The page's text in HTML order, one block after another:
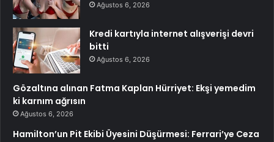
Ağustos 6, 2026
Kredi kartıyla internet alışverişi devri
bitti
Ağustos 6, 2026
Gözaltına alınan Fatma Kaplan Hürriyet: Ekşi yemedim
ki karnım ağrısın
Ağustos 6, 2026
Hamilton’un Pit Ekibi Üyesini Düşürmesi: Ferrari’ye Ceza